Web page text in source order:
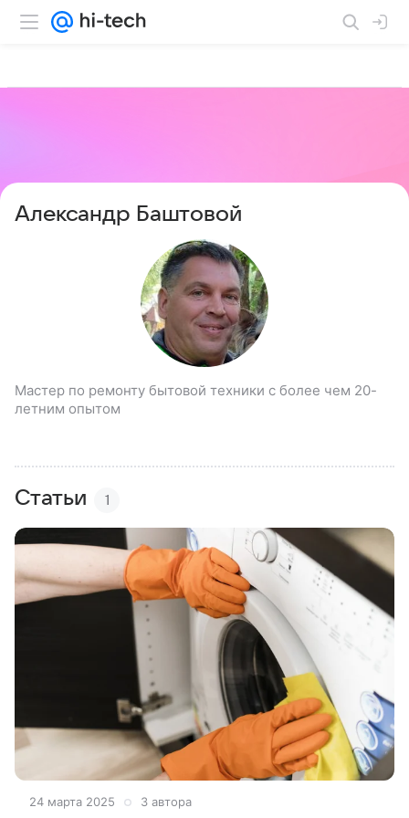
Александр Баштовой
Мастер по ремонту бытовой техники с более чем 20-
летним опытом
Статьи 1
24 марта 2025 3 автора